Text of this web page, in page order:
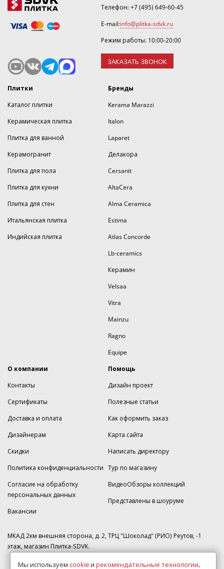
Телефон:+7 (495) 649-60-45
E-mail:info@plitka-sdvk.ru
Режим работы: 10:00-20:00
ЗАКАЗАТЬ ЗВОНОК
Плитки
Каталог плитки
Керамическая плитка
Плитка для ванной
Керамогранит
Плитка для пола
Плитка для кухни
Плитка для стен
Итальянская плитка
Индийская плитка
Бренды
Kerama Marazzi
Italon
Laparet
Делакора
Cersanit
AltaCera
Alma Ceramica
Estima
Atlas Concorde
Lb-ceramics
Керамин
Velsaa
Vitra
Mainzu
Ragno
Equipe
О компании
Контакты
Сертификаты
Доставка и оплата
Дизайнерам
Скидки
Политика конфиденциальности
Согласие на обработку
персональных данных
Вакансии
Помощь
Дизайн проект
Полезные статьи
Как оформить заказ
Карта сайта
Написать директору
Тур по магазину
ВидеоОбзоры коллекций
Представлены в шоуруме
МКАД 2км внешняя сторона, д. 2, ТРЦ "Шоколад" (РИО) Реутов, -1
этаж, магазин Плитка-SDVK.
Мы используем cookieи рекомендательные технологии,